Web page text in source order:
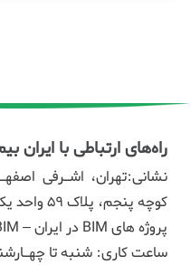
راه‌های ارتباطی با ایران
نشانی:تهران، اشـرفی
کوچه
پروژه های BIM در ایران – IRAN-BIM
ساعت کاری: شنبه تا چهـارشنـبـه 09:00